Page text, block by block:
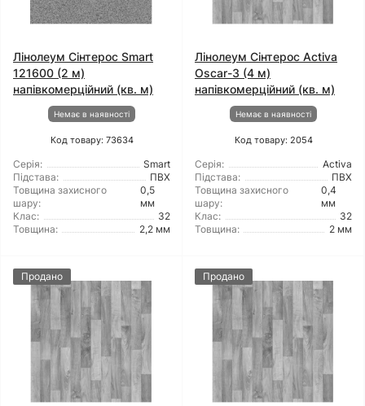
Лінолеум Сінтерос Smart
121600 (2 м)
напівкомерційний (кв. м)
Немає в наявності
Код товару: 73634
Серія:
Smart
Підстава:
ПВХ
Товщина захисного
шару:
0,5
мм
Клас:
32
Товщина:
2,2 мм
Лінолеум Сінтерос Activa
Oscar-3 (4 м)
напівкомерційний (кв. м)
Немає в наявності
Код товару: 2054
Серія:
Activa
Підстава:
ПВХ
Товщина захисного
шару:
0,4
мм
Клас:
32
Товщина:
2 мм
Продано Продано